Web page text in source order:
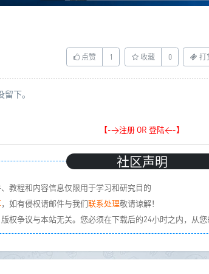
点赞 1 收藏 0 打
下。
【->注册 OR 登陆<-】
社区声明
教程和内容信息仅限用于学习和研究目的
，如有侵权请邮件与我们联系处理敬请谅解！
权争议与本站无关。您必须在下载后的24小时之内，从